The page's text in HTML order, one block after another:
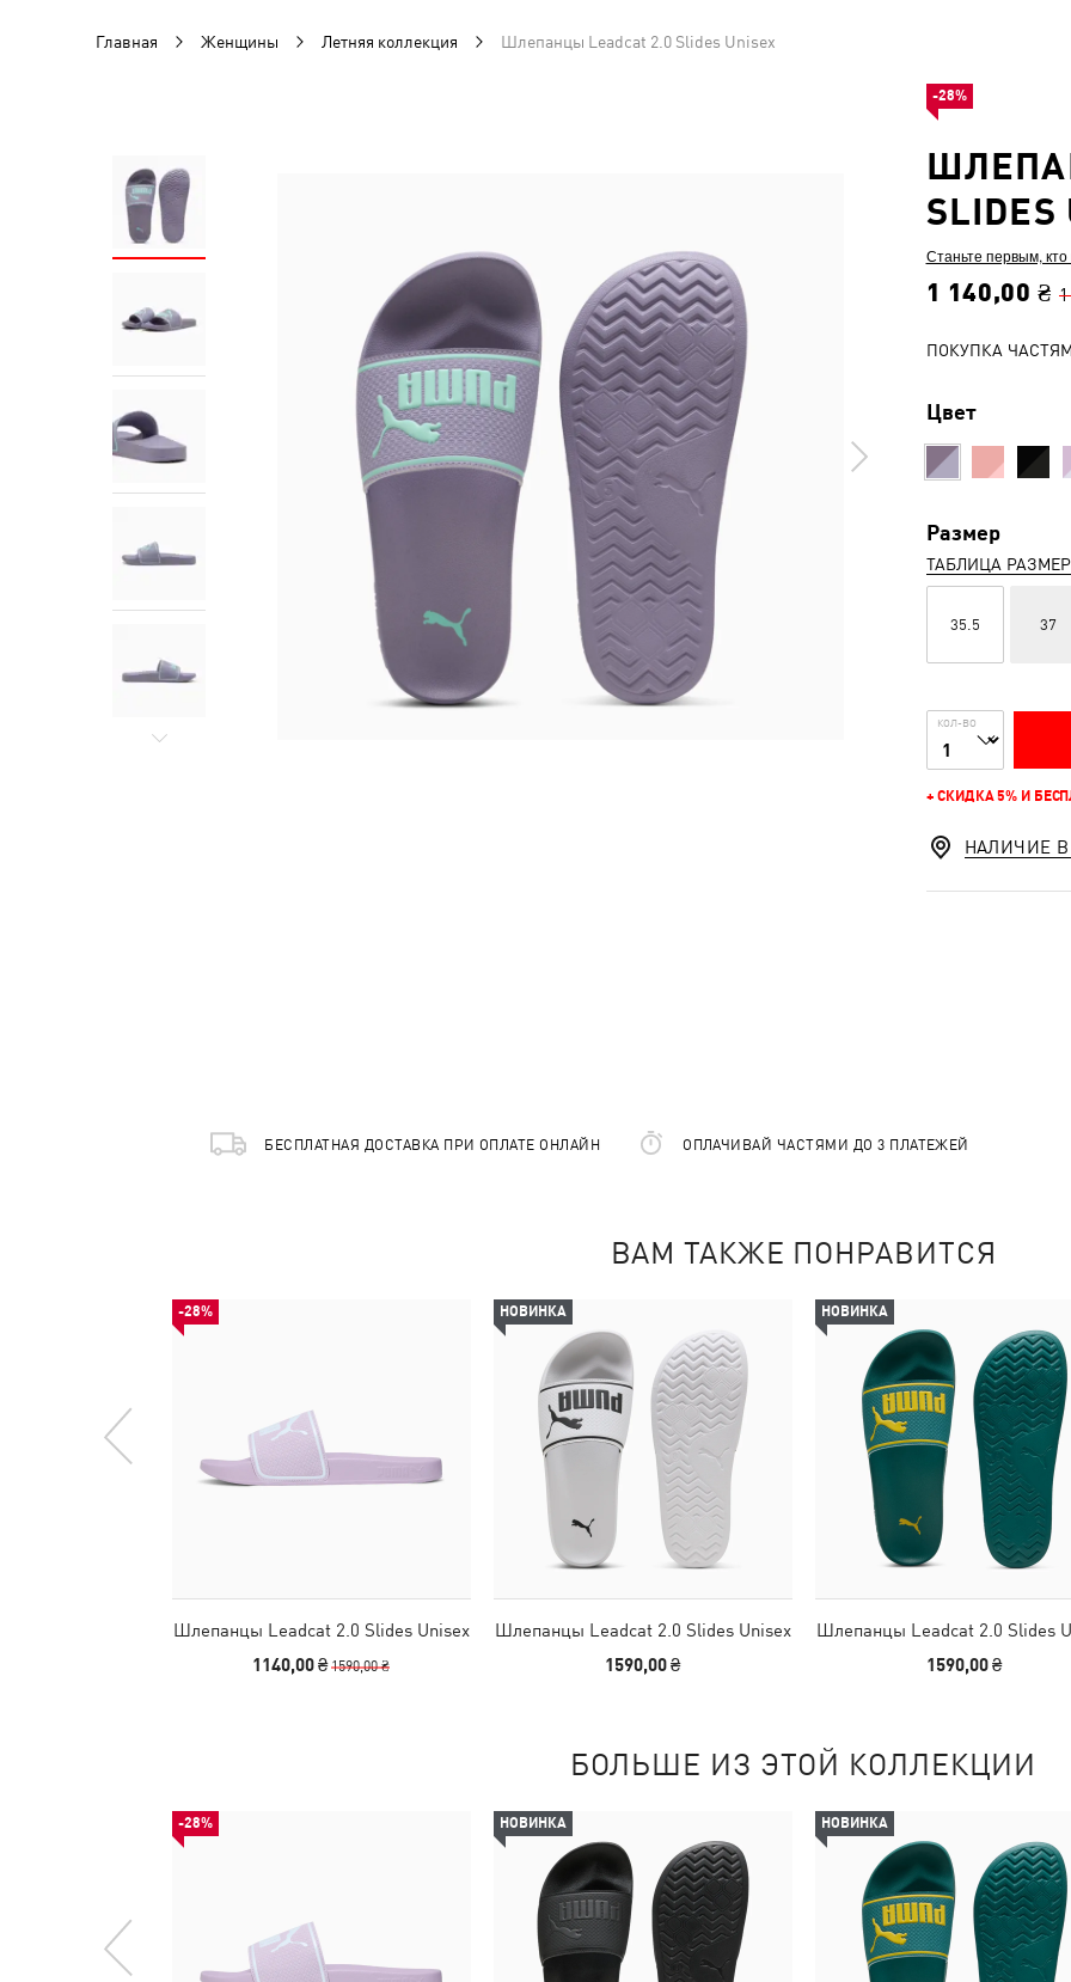
Главная Женщины Летняя коллекция Шлепанцы Leadcat 2.0 Slides Unisex
SLIDES
Станьте первым,
1 140,00 ₴
ПОКУПКА
Цвет
Размер
ТАБЛИЦА
35.5 37
КОЛ-ВО
+ СКИДКА 5% И
-28%
НАЛИЧИЕ
БЕСПЛАТНАЯ ДОСТАВКА ПРИ ОПЛАТЕ ОНЛАЙН ОПЛАЧИВАЙ ЧАСТЯМИ ДО 3 ПЛАТЕЖЕЙ
ВАМ ТАКЖЕ ПОНРАВИТСЯ
-28%
Шлепанцы Leadcat 2.0 Slides Unisex
1140,00 ₴1590,00 ₴
НОВИНКА
Шлепанцы Leadcat 2.0 Slides Unisex
1590,00 ₴
НОВИНКА
Шлепанцы Leadcat 2.0 Slides
1590,00 ₴
БОЛЬШЕ ИЗ ЭТОЙ КОЛЛЕКЦИИ
-28% НОВИНКА НОВИНКА